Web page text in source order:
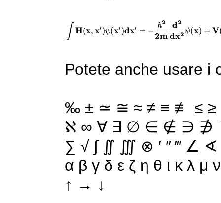
Potete anche usare i
‰ ± ≃ ≅ ≈ ≠ ≡ ≢ ≤
ℵ ∞ ∀ ∃ ∅ ∈ ∉ ∋ ∌
∑ √ ∫ ∬ ∭ ⊗ ′ ″ ‴ ∠
α β γ δ ε ζ η θ ι κ λ
↑ → ↓